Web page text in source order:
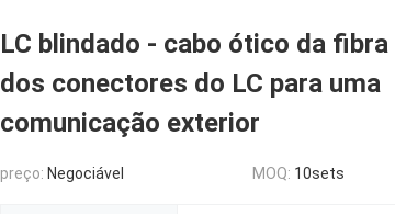
LC blindado - cabo ótico da
dos conectores do LC para uma
comunicação exterior
preço: Negociável MOQ: 10sets